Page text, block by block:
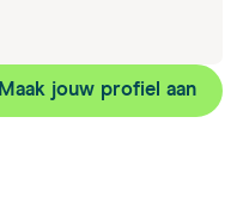
Maak jouw profiel aan